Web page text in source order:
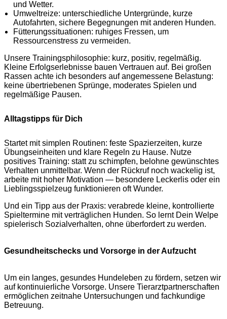
und Wetter.
Umweltreize: unterschiedliche Untergründe, kurze
Autofahrten, sichere Begegnungen mit anderen Hunden.
Fütterungssituationen: ruhiges Fressen, um
Ressourcenstress zu vermeiden.
Unsere Trainingsphilosophie: kurz, positiv, regelmäßig.
Kleine Erfolgserlebnisse bauen Vertrauen auf. Bei großen
Rassen achte ich besonders auf angemessene Belastung:
keine übertriebenen Sprünge, moderates Spielen und
regelmäßige Pausen.
Alltagstipps für Dich
Startet mit simplen Routinen: feste Spazierzeiten, kurze
Übungseinheiten und klare Regeln zu Hause. Nutze
positives Training: statt zu schimpfen, belohne gewünschtes
Verhalten unmittelbar. Wenn der Rückruf noch wackelig ist,
arbeite mit hoher Motivation — besondere Leckerlis oder ein
Lieblingsspielzeug funktionieren oft Wunder.
Und ein Tipp aus der Praxis: verabrede kleine, kontrollierte
Spieltermine mit verträglichen Hunden. So lernt Dein Welpe
spielerisch Sozialverhalten, ohne überfordert zu werden.
Gesundheitschecks und Vorsorge in der Aufzucht
Um ein langes, gesundes Hundeleben zu fördern, setzen wir
auf kontinuierliche Vorsorge. Unsere Tierarztpartnerschaften
ermöglichen zeitnahe Untersuchungen und fachkundige
Betreuung.